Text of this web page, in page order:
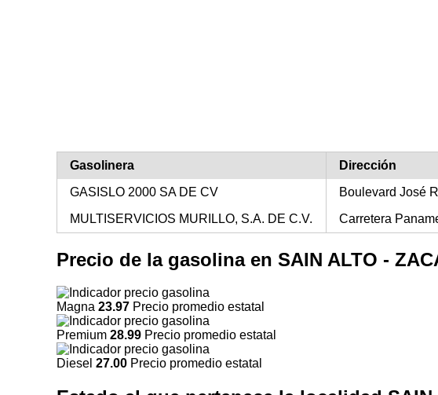
Gasolinera Dirección
GASISLO 2000 SA DE CV
Boulevard José
MULTISERVICIOS MURILLO, S.A. DE C.V.
Carretera
Precio de la gasolina en SAIN ALTO -
Magna 23.97 Precio promedio estatal
Premium 28.99 Precio promedio estatal
Diesel 27.00 Precio promedio estatal